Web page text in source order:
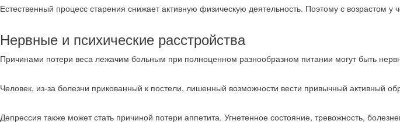
Естественный процесс старения снижает активную физическую деятельность. Поэтому с
Нервные и психические расстройства
Причинами потери веса лежачим больным при полноценном разнообразном питании могут быть
Человек, из-за болезни прикованный к постели, лишенный возможности вести привычный активный
Депрессия также может стать причиной потери аппетита. Угнетенное состояние, тревожность,